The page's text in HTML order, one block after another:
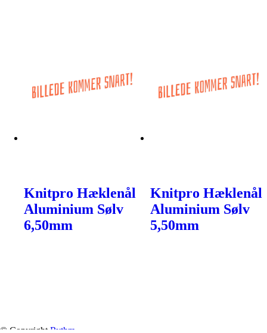
Knitpro Hæklenål
Aluminium Sølv
6,50mm
Knitpro Hæklenål
Aluminium Sølv
5,50mm
© Copyright Rythm